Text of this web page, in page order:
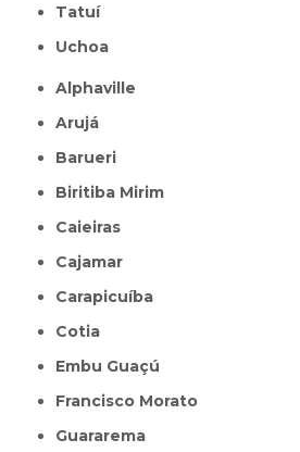
Tatuí
Uchoa
Alphaville
Arujá
Barueri
Biritiba Mirim
Caieiras
Cajamar
Carapicuíba
Cotia
Embu Guaçú
Francisco Morato
Guararema